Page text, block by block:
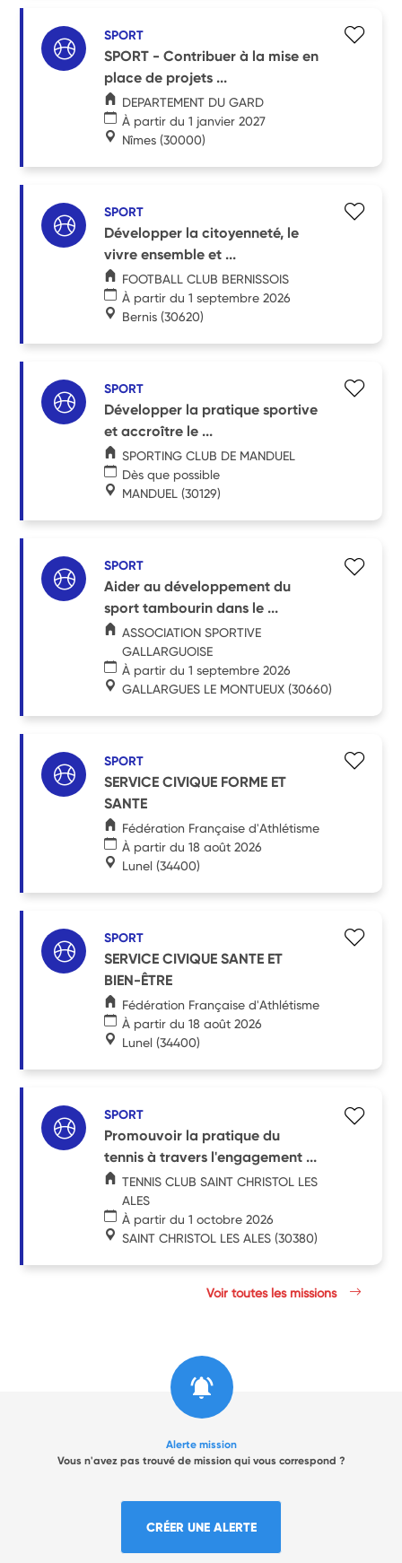
SPORT
SPORT - Contribuer à la mise en
place de projets ...
DEPARTEMENT DU GARD
À partir du 1 janvier 2027
Nîmes (30000)
SPORT
Développer la citoyenneté, le
vivre ensemble et ...
FOOTBALL CLUB BERNISSOIS
À partir du 1 septembre 2026
Bernis (30620)
SPORT
Développer la pratique sportive
et accroître le ...
SPORTING CLUB DE MANDUEL
Dès que possible
MANDUEL (30129)
SPORT
Aider au développement du
sport tambourin dans le ...
ASSOCIATION SPORTIVE
GALLARGUOISE
À partir du 1 septembre 2026
GALLARGUES LE MONTUEUX (30660)
SPORT
SERVICE CIVIQUE FORME ET
SANTE
Fédération Française d'Athlétisme
À partir du 18 août 2026
Lunel (34400)
SPORT
SERVICE CIVIQUE SANTE ET
BIEN-ÊTRE
Fédération Française d'Athlétisme
À partir du 18 août 2026
Lunel (34400)
SPORT
Promouvoir la pratique du
tennis à travers l'engagement ...
TENNIS CLUB SAINT CHRISTOL LES
ALES
À partir du 1 octobre 2026
SAINT CHRISTOL LES ALES (30380)
Voir toutes les missions
Alerte mission
Vous n'avez pas trouvé de mission qui vous correspond ?
CRÉER UNE ALERTE